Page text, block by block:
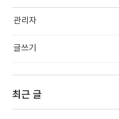
관리자
글쓰기
최근 글